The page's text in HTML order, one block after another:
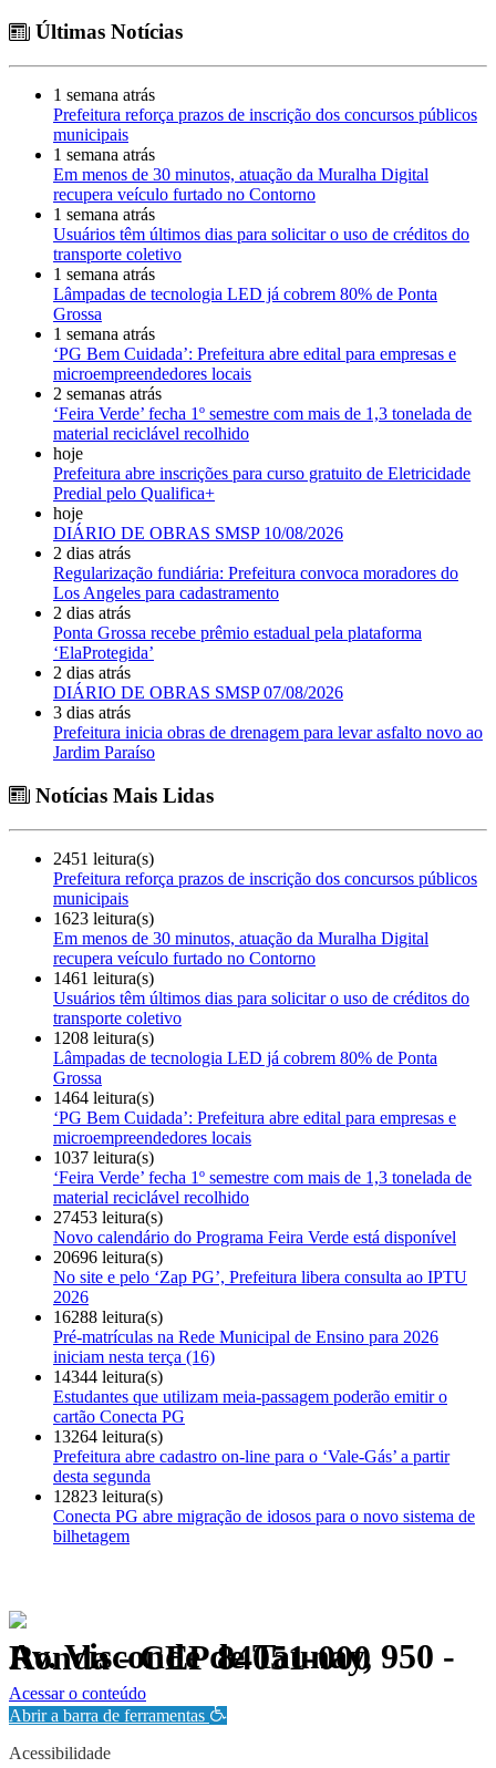
Últimas Notícias
1 semana atrás
Prefeitura reforça prazos de inscrição dos concursos públicos
municipais
1 semana atrás
Em menos de 30 minutos, atuação da Muralha Digital
recupera veículo furtado no Contorno
1 semana atrás
Usuários têm últimos dias para solicitar o uso de créditos do
transporte coletivo
1 semana atrás
Lâmpadas de tecnologia LED já cobrem 80% de Ponta
Grossa
1 semana atrás
‘PG Bem Cuidada’: Prefeitura abre edital para empresas e
microempreendedores locais
2 semanas atrás
‘Feira Verde’ fecha 1º semestre com mais de 1,3 tonelada de
material reciclável recolhido
hoje
Prefeitura abre inscrições para curso gratuito de Eletricidade
Predial pelo Qualifica+
hoje
DIÁRIO DE OBRAS SMSP 10/08/2026
2 dias atrás
Regularização fundiária: Prefeitura convoca moradores do
Los Angeles para cadastramento
2 dias atrás
Ponta Grossa recebe prêmio estadual pela plataforma
‘ElaProtegida’
2 dias atrás
DIÁRIO DE OBRAS SMSP 07/08/2026
3 dias atrás
Prefeitura inicia obras de drenagem para levar asfalto novo ao
Jardim Paraíso
Notícias Mais Lidas
2451 leitura(s)
Prefeitura reforça prazos de inscrição dos concursos públicos
municipais
1623 leitura(s)
Em menos de 30 minutos, atuação da Muralha Digital
recupera veículo furtado no Contorno
1461 leitura(s)
Usuários têm últimos dias para solicitar o uso de créditos do
transporte coletivo
1208 leitura(s)
Lâmpadas de tecnologia LED já cobrem 80% de Ponta
Grossa
1464 leitura(s)
‘PG Bem Cuidada’: Prefeitura abre edital para empresas e
microempreendedores locais
1037 leitura(s)
‘Feira Verde’ fecha 1º semestre com mais de 1,3 tonelada de
material reciclável recolhido
27453 leitura(s)
Novo calendário do Programa Feira Verde está disponível
20696 leitura(s)
No site e pelo ‘Zap PG’, Prefeitura libera consulta ao IPTU
2026
16288 leitura(s)
Pré-matrículas na Rede Municipal de Ensino para 2026
iniciam nesta terça (16)
14344 leitura(s)
Estudantes que utilizam meia-passagem poderão emitir o
cartão Conecta PG
13264 leitura(s)
Prefeitura abre cadastro on-line para o ‘Vale-Gás’ a partir
desta segunda
12823 leitura(s)
Conecta PG abre migração de idosos para o novo sistema de
bilhetagem
Av. Visconde de Taunay, 950 - Ronda - CEP 84051-000
Política de Privacidade.
Acessar o conteúdo
Abrir a barra de ferramentas
Acessibilidade